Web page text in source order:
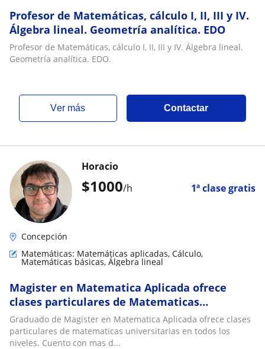
Profesor de Matemáticas, cálculo I, II, III y IV.
Álgebra lineal. Geometría analítica. EDO
Profesor de Matemáticas, cálculo I, II, III y IV. Álgebra lineal.
Geometría analítica. EDO.
ver más Contactar
$1000/h 1ª clase gratis
Horacio
Concepción
Matemáticas: Matemáticas aplicadas, Cálculo,
Matemáticas básicas, Álgebra lineal
Magister en Matematica Aplicada ofrece
clases particulares de Matematicas
universitarias en todos los niveles
Graduado de Magister en Matematica Aplicada ofrece clases
particulares de matematicas universitarias en todos los
niveles. Cuento con mas d...